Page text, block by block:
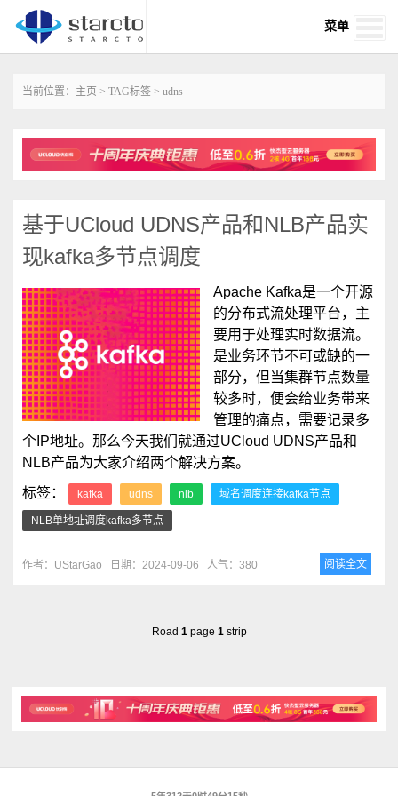
菜单
当前位置： 主页 > TAG标签 > udns
基于UCloud UDNS产品和NLB产品实
现kafka多节点调度
‌‌Apache ‌Kafka是一个开源
的分布式流处理平台，主
要用于处理实时数据流。‌
是业务环节不可或缺的一
部分，但当集群节点数量
较多时，便会给业务带来
管理的痛点，需要记录多
个IP地址。那么今天我们就通过UCloud UDNS产品和
NLB产品为大家介绍两个解决方案。
标签：
kafka udns nlb 域名调度连接kafka节点
NLB单地址调度kafka多节点
作者：UStarGao 日期：2024-09-06 人气：380 阅读全文
Road 1page 1strip